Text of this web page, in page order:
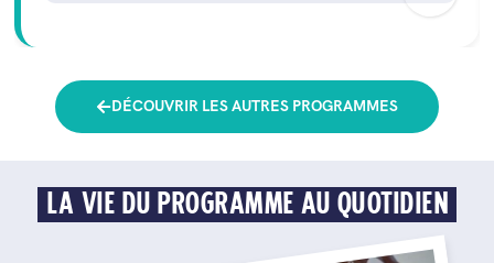
DÉCOUVRIR LES AUTRES PROGRAMMES
LA VIE DU PROGRAMME AU QUOTIDIEN